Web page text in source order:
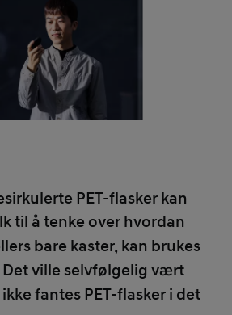
PET-flasker kan
til å tenke over hvordan
bare kaster, kan brukes
ville selvfølgelig vært
fantes PET-flasker i det